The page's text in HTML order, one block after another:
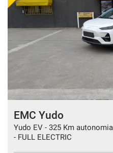
EMC Yudo
Yudo EV - 325 Km autonomia
- FULL ELECTRIC